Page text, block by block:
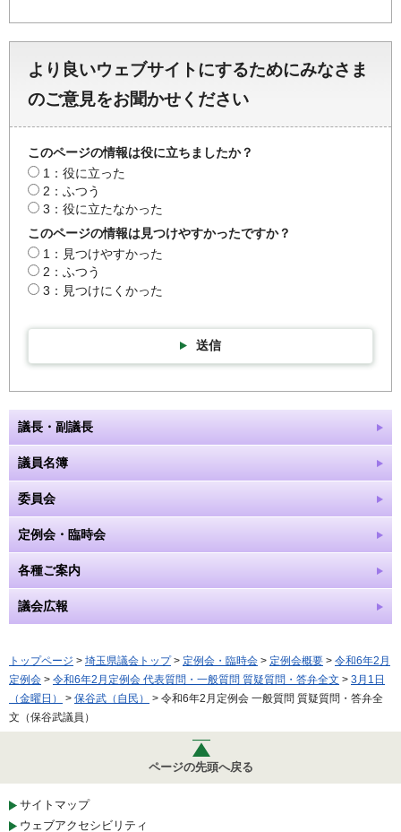
より良いウェブサイトにするためにみなさま
のご意見をお聞かせください
このページの情報は役に立ちましたか？
1：役に立った
2：ふつう
3：役に立たなかった
このページの情報は見つけやすかったですか？
1：見つけやすかった
2：ふつう
3：見つけにくかった
送信
議長・副議長
議員名簿
委員会
定例会・臨時会
各種ご案内
議会広報
トップページ > 埼玉県議会トップ> 定例会・臨時会 > 定例会概要 > 令和6年2月
定例会 > 令和6年2月定例会 代表質問・一般質問 質疑質問・答弁全文 > 3月1日
（金曜日）
> 保谷武（自民）
> 令和6年2月定例会 一般質問 質疑質問・答弁全
文（保谷武議員）
ページの先頭へ戻る
サイトマップ
ウェブアクセシビリティ